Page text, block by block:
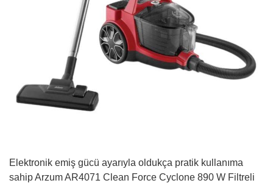
Elektronik emiş gücü ayarıyla oldukça pratik kullanıma
sahip Arzum AR4071 Clean Force Cyclone 890 W Filtreli